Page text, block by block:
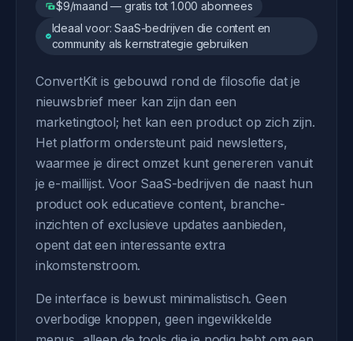
$9/maand — gratis tot 1.000 abonnees
Ideaal voor: SaaS-bedrijven die content en
community als kernstrategie gebruiken
ConvertKit is gebouwd rond de filosofie dat je
nieuwsbrief meer kan zijn dan een
marketingtool; het kan een product op zich zijn.
Het platform ondersteunt paid newsletters,
waarmee je direct omzet kunt genereren vanuit
je e-maillijst. Voor SaaS-bedrijven die naast hun
product ook educatieve content, branche-
inzichten of exclusieve updates aanbieden,
opent dat een interessante extra
inkomstenstroom.
De interface is bewust minimalistisch. Geen
overbodige knoppen, geen ingewikkelde